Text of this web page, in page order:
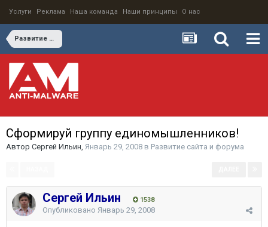
Услуги Реклама Наша команда Наши принципы О нас
Развитие сайта и форума
Сформируй группу единомышленников!
Автор Сергей Ильин, Январь 29, 2008 в Развитие сайта и форума
Сергей Ильин 1538
Опубликовано Январь 29, 2008